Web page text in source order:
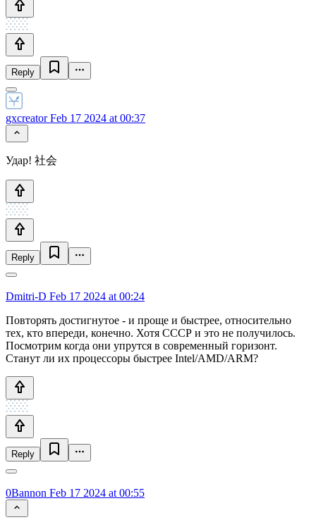
Reply
gxcreatorFeb 17 2024 at 00:37
Удар! 社会
Reply
Dmitri-D Feb 17 2024 at 00:24
Повторять достигнутое - и проще и быстрее, относительно
тех, кто впереди, конечно. Хотя СССР и это не получилось.
Посмотрим когда они упрутся в современный горизонт.
Станут ли их процессоры быстрее Intel/AMD/ARM?
Reply
0Bannon Feb 17 2024 at 00:55